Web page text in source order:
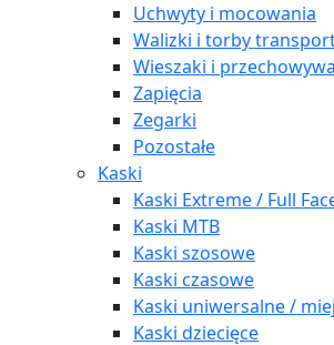
Uchwyty i mocowania
Walizki i torby
Wieszaki i
Zapięcia
Zegarki
Pozostałe
Kaski
Kaski Extreme / Full
Kaski MTB
Kaski szosowe
Kaski czasowe
Kaski uniwersalne /
Kaski dziecięce